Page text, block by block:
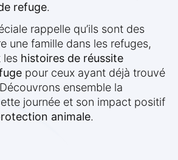
refuge.
rappelle qu’ils sont des
une famille dans les refuges,
les histoires de réussite
pour ceux ayant déjà trouvé
ensemble la
journée et son impact positif
animale.